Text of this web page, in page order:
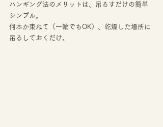
ハンギング法のメリットは、吊るすだけの簡単
シンプル。
何本か束ねて（一輪でもOK）、乾燥した場所に
吊るしておくだけ。